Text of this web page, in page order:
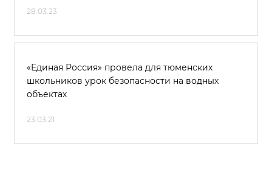
28.03.23
«Единая Россия» провела для тюменских
школьников урок безопасности на водных
объектах
23.03.21